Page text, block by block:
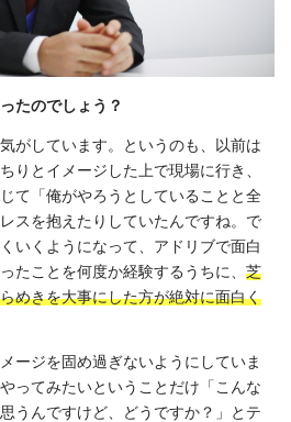
たのでしょう？
がしています。というのも、以前は
りとイメージした上で現場に行き、
て「俺がやろうとしていることと全
スを抱えたりしていたんですね。で
いくようになって、アドリブで面白
たことを何度か経験するうちに、 芝
めきを大事にした方が絶対に面白く
ージを固め過ぎないようにしていま
ってみたいということだけ「こんな
うんですけど、どうですか？」とテ